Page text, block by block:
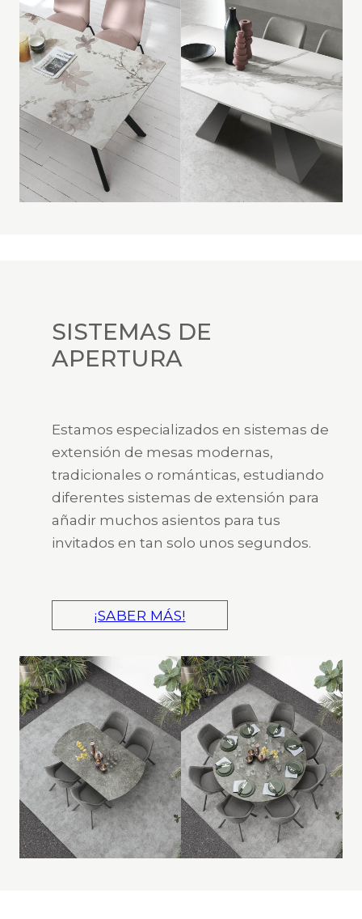
SISTEMAS DE
APERTURA
Estamos especializados en sistemas de
extensión de mesas modernas,
tradicionales o románticas, estudiando
diferentes sistemas de extensión para
añadir muchos asientos para tus
invitados en tan solo unos segundos.
¡SABER MÁS!